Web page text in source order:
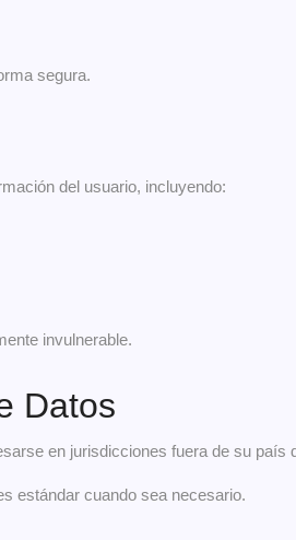
segura.
del usuario, incluyendo:
invulnerable.
Datos
en jurisdicciones fuera de su país
estándar cuando sea necesario.